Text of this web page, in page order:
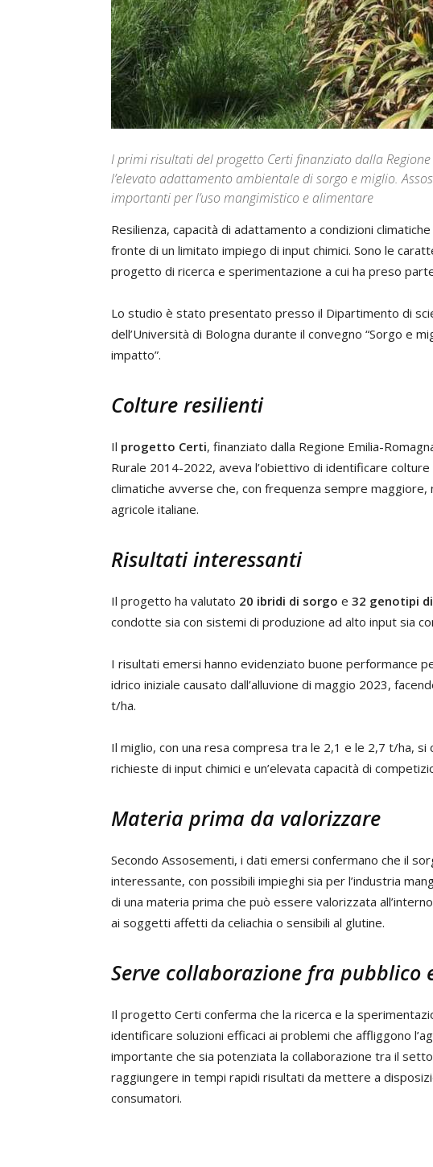
I primi risultati del progetto Certi finanziato dalla
l’elevato adattamento ambientale di sorgo e miglio.
importanti per l’uso mangimistico e alimentare
Resilienza, capacità di adattamento a condizioni
fronte di un limitato impiego di input chimici. Sono le
progetto di ricerca e sperimentazione a cui ha preso
Lo studio è stato presentato presso il Dipartimento di
dell’Università di Bologna durante il convegno “Sorgo e
impatto”.
Colture resilienti
Il progetto Certi, finanziato dalla Regione Emilia-
Rurale 2014-2022, aveva l’obiettivo di identificare
climatiche avverse che, con frequenza sempre
agricole italiane.
Risultati interessanti
Il progetto ha valutato 20 ibridi di sorgo e 32 genotipi
condotte sia con sistemi di produzione ad alto input sia
I risultati emersi hanno evidenziato buone performance
idrico iniziale causato dall’alluvione di maggio 2023,
t/ha.
Il miglio, con una resa compresa tra le 2,1 e le 2,7 t/ha,
richieste di input chimici e un’elevata capacità di
Materia prima da valorizzare
Secondo Assosementi, i dati emersi confermano che il
interessante, con possibili impieghi sia per l’industria
di una materia prima che può essere valorizzata
ai soggetti affetti da celiachia o sensibili al glutine.
Serve collaborazione fra pubblico
Il progetto Certi conferma che la ricerca e la
identificare soluzioni efficaci ai problemi che affliggono
importante che sia potenziata la collaborazione tra il
raggiungere in tempi rapidi risultati da mettere a
consumatori.